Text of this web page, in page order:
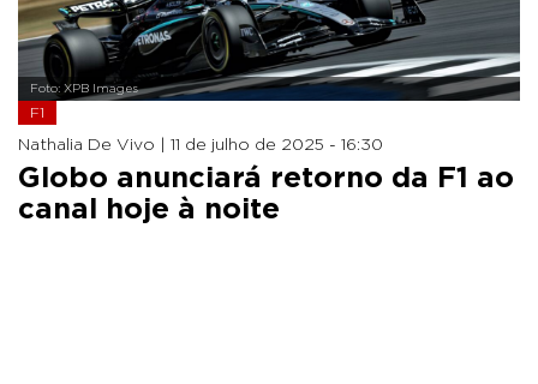
Foto: XPB Images
F1
Nathalia De Vivo | 11 de julho de 2025 - 16:30
Globo anunciará retorno da F1 ao
canal hoje à noite